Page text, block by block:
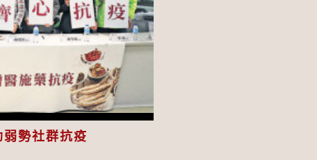
勢社群抗疫